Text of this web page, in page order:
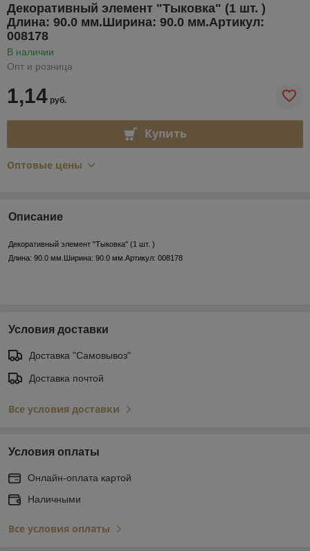
Декоративный элемент "Тыковка" (1 шт. )
Длина: 90.0 мм.Ширина: 90.0 мм.Артикул:
008178
В наличии
Опт и розница
1,14 руб.
Купить
Оптовые цены
Описание
Декоративный элемент "Тыковка" (1 шт. )
Длина: 90.0 мм.Ширина: 90.0 мм.Артикул: 008178
Условия доставки
Доставка "Самовывоз"
Доставка почтой
Все условия доставки
Условия оплаты
Онлайн-оплата картой
Наличными
Все условия оплаты